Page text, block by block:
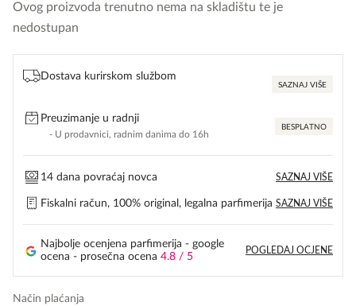
Ovog proizvoda trenutno nema na skladištu te je
nedostupan
Dostava kurirskom službom
SAZNAJ VIŠE
Preuzimanje u radnji
- U prodavnici, radnim danima do 16h
BESPLATNO
14 dana povraćaj novca SAZNAJ VIŠE
Fiskalni račun, 100% original, legalna parfimerija SAZNAJ VIŠE
Najbolje ocenjena parfimerija - google
ocena - prosečna ocena 4.8 / 5
POGLEDAJ OCJENE
Način plaćanja